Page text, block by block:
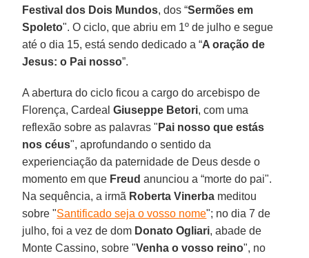
Festival dos Dois Mundos, dos “Sermões em
Spoleto". O ciclo, que abriu em 1º de julho e segue
até o dia 15, está sendo dedicado a “A oração de
Jesus: o Pai nosso”.
A abertura do ciclo ficou a cargo do arcebispo de
Florença, CardealGiuseppe Betori, com uma
reflexão sobre as palavras " Pai nosso que estás
nos céus", aprofundando o sentido da
experienciação da paternidade de Deus desde o
momento em que Freud anunciou a “morte do pai".
Na sequência, a irmã Roberta Vinerba meditou
sobre "Santificado seja o vosso nome"; no dia 7 de
julho, foi a vez de dom Donato Ogliari, abade de
Monte Cassino, sobre "Venha o vosso reino", no